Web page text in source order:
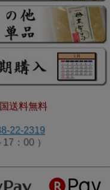
送料無料
22-2319
：00 ）